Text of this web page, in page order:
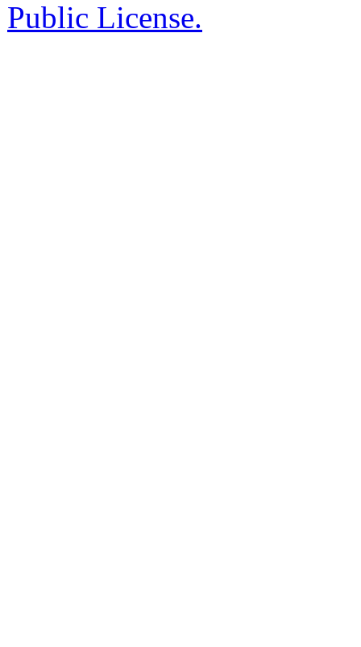
Public License.